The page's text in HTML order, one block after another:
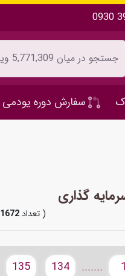
0930
سفارش دوره یودمی
گذاری
( تعداد1672
1
.......
134
135